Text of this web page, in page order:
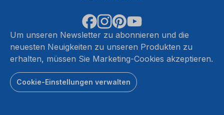
Um unseren Newsletter zu abonnieren und die
neuesten Neuigkeiten zu unseren Produkten zu
erhalten, müssen Sie Marketing-Cookies akzeptieren.
Cookie-Einstellungen verwalten